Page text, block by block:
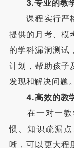
3.专业的教
课程实行严格
提供的月考、模
的学科漏洞测试
计划，帮助孩子
发现和解决问题。
4.高效的教
在一对一教
惯、知识疏漏
晰，可以更大程